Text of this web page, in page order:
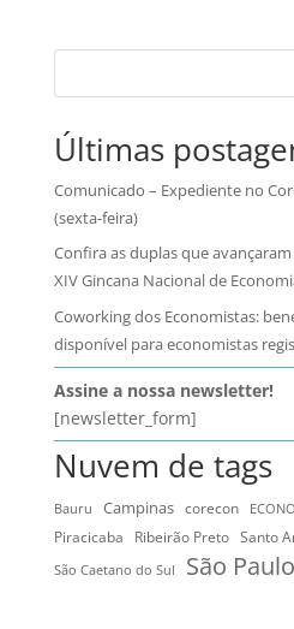
Últimas
Comunicado – Expediente no
(sexta-feira)
Confira as duplas que
XIV Gincana Nacional de
Coworking dos Economistas:
disponível para economistas
Assine a nossa newsletter!
[newsletter_form]
Nuvem de tags
Bauru Campinas corecon
Piracicaba Ribeirão Preto Santo
São Caetano do Sul
São Paulo